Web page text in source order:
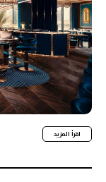
اقرأ المزيد